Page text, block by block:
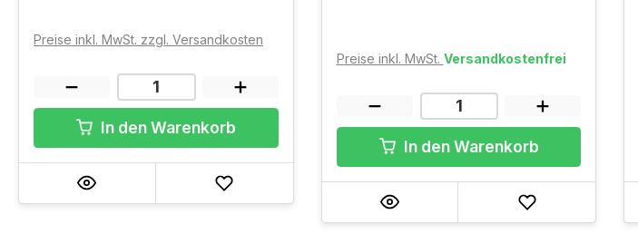
Preise inkl. MwSt. zzgl. Versandkosten
In den Warenkorb
Preise inkl. MwSt. Versandkostenfrei
In den Warenkorb